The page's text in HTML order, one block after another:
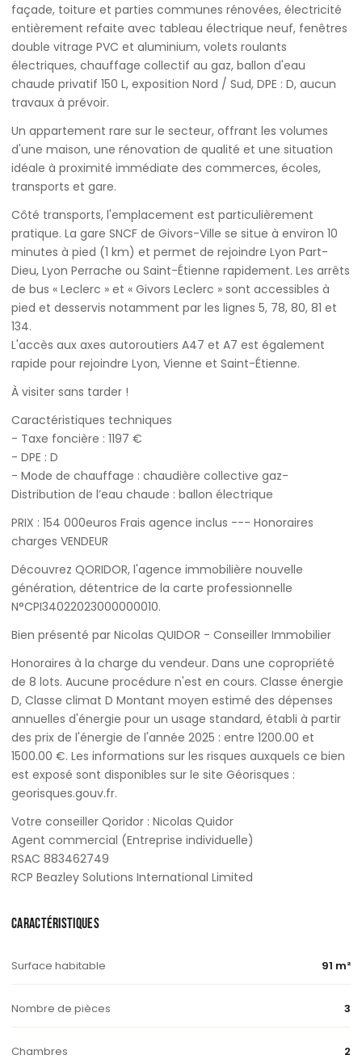
façade, toiture et parties communes rénovées, électricité
entièrement refaite avec tableau électrique neuf, fenêtres
double vitrage PVC et aluminium, volets roulants
électriques, chauffage collectif au gaz, ballon d'eau
chaude privatif 150 L, exposition Nord / Sud, DPE : D, aucun
travaux à prévoir.
Un appartement rare sur le secteur, offrant les volumes
d'une maison, une rénovation de qualité et une situation
idéale à proximité immédiate des commerces, écoles,
transports et gare.
Côté transports, l'emplacement est particulièrement
pratique. La gare SNCF de Givors-Ville se situe à environ 10
minutes à pied (1 km) et permet de rejoindre Lyon Part-
Dieu, Lyon Perrache ou Saint-Étienne rapidement. Les arrêts
de bus « Leclerc » et « Givors Leclerc » sont accessibles à
pied et desservis notamment par les lignes 5, 78, 80, 81 et
134.
L'accès aux axes autoroutiers A47 et A7 est également
rapide pour rejoindre Lyon, Vienne et Saint-Étienne.
À visiter sans tarder !
Caractéristiques techniques
- Taxe foncière : 1197 €
- DPE : D
- Mode de chauffage : chaudière collective gaz-
Distribution de l’eau chaude : ballon électrique
PRIX : 154 000euros Frais agence inclus --- Honoraires
charges VENDEUR
Découvrez QORIDOR, l'agence immobilière nouvelle
génération, détentrice de la carte professionnelle
N°CPI34022023000000010.
Bien présenté par Nicolas QUIDOR - Conseiller Immobilier
Honoraires à la charge du vendeur. Dans une copropriété
de 8 lots. Aucune procédure n'est en cours. Classe énergie
D, Classe climat D Montant moyen estimé des dépenses
annuelles d'énergie pour un usage standard, établi à partir
des prix de l'énergie de l'année 2025 : entre 1200.00 et
1500.00 €. Les informations sur les risques auxquels ce bien
est exposé sont disponibles sur le site Géorisques :
georisques.gouv.fr.
Votre conseiller Qoridor : Nicolas Quidor
Agent commercial (Entreprise individuelle)
RSAC 883462749
RCP Beazley Solutions International Limited
CARACTÉRISTIQUES
Surface habitable 91 m²
Nombre de pièces 3
Chambres 2